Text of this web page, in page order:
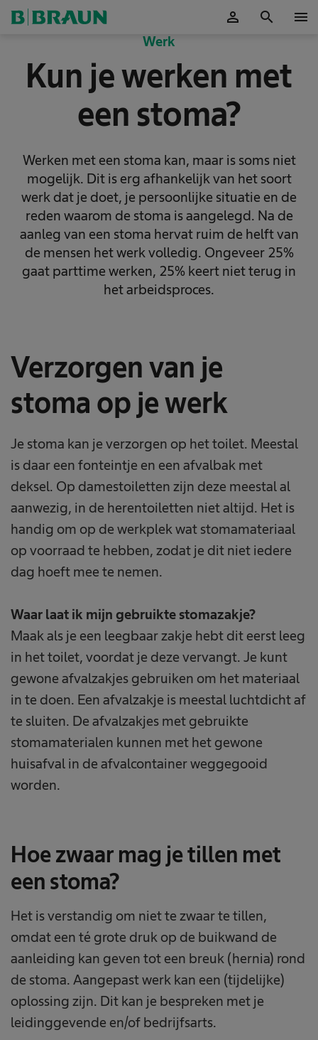
person search menu
Werk
Kun je werken met
een stoma?
Werken met een stoma kan, maar is soms niet
mogelijk. Dit is erg afhankelijk van het soort
werk dat je doet, je persoonlijke situatie en de
reden waarom de stoma is aangelegd. Na de
aanleg van een stoma hervat ruim de helft van
de mensen het werk volledig. Ongeveer 25%
gaat parttime werken, 25% keert niet terug in
het arbeidsproces.
Verzorgen van je
stoma op je werk
Je stoma kan je verzorgen op het toilet. Meestal
is daar een fonteintje en een afvalbak met
deksel. Op damestoiletten zijn deze meestal al
aanwezig, in de herentoiletten niet altijd. Het is
handig om op de werkplek wat stomamateriaal
op voorraad te hebben, zodat je dit niet iedere
dag hoeft mee te nemen.
Waar laat ik mijn gebruikte stomazakje?
Maak als je een leegbaar zakje hebt dit eerst leeg
in het toilet, voordat je deze vervangt. Je kunt
gewone afvalzakjes gebruiken om het materiaal
in te doen. Een afvalzakje is meestal luchtdicht af
te sluiten. De afvalzakjes met gebruikte
stomamaterialen kunnen met het gewone
huisafval in de afvalcontainer weggegooid
worden.
Hoe zwaar mag je tillen met
een stoma?
Het is verstandig om niet te zwaar te tillen,
omdat een té grote druk op de buikwand de
aanleiding kan geven tot een breuk (hernia) rond
de stoma. Aangepast werk kan een (tijdelijke)
oplossing zijn. Dit kan je bespreken met je
leidinggevende en/of bedrijfsarts.